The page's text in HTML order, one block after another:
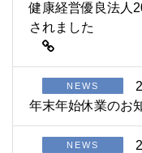
健康経営優良法人
されました
NEWS
年末年始休業のお
NEWS